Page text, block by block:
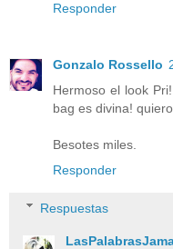
Responder
Gonzalo Rossello
Hermoso el look
bag es divina!
Besotes miles.
Responder
Respuestas